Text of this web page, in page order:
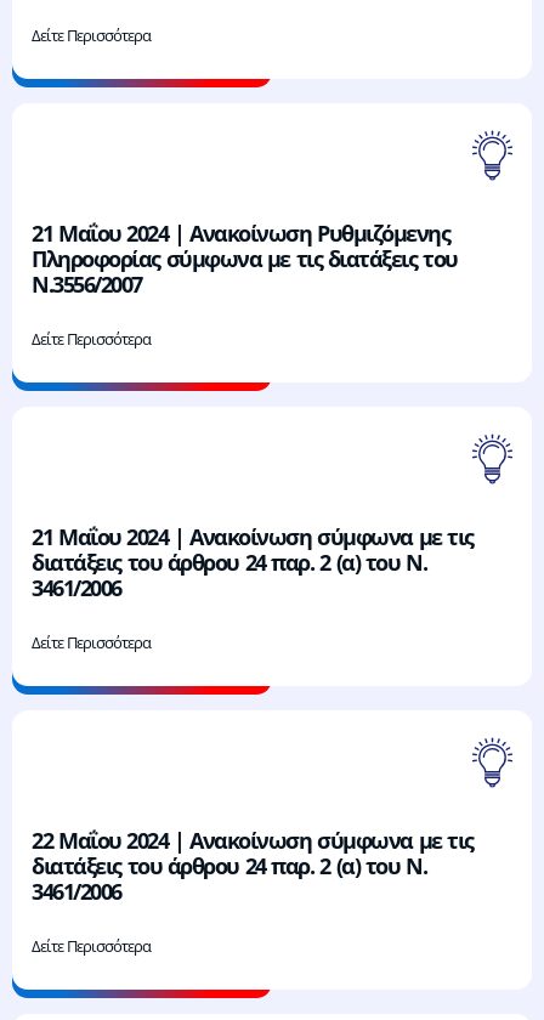
Δείτε Περισσότερα
21 Μαΐου 2024 | Ανακοίνωση Ρυθμιζόμενης
Πληροφορίας σύμφωνα με τις διατάξεις του
Ν.3556/2007
Δείτε Περισσότερα
21 Μαΐου 2024 | Ανακοίνωση σύμφωνα με τις
διατάξεις του άρθρου 24 παρ. 2 (α) του Ν.
3461/2006
Δείτε Περισσότερα
22 Μαΐου 2024 | Ανακοίνωση σύμφωνα με τις
διατάξεις του άρθρου 24 παρ. 2 (α) του Ν.
3461/2006
Δείτε Περισσότερα